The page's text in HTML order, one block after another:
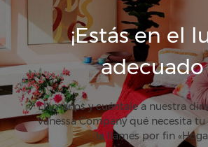
¡Estás en el
adecuado
Llámanos y cuéntale a nuestra
Vanessa Company qué necesita
la llames por fin